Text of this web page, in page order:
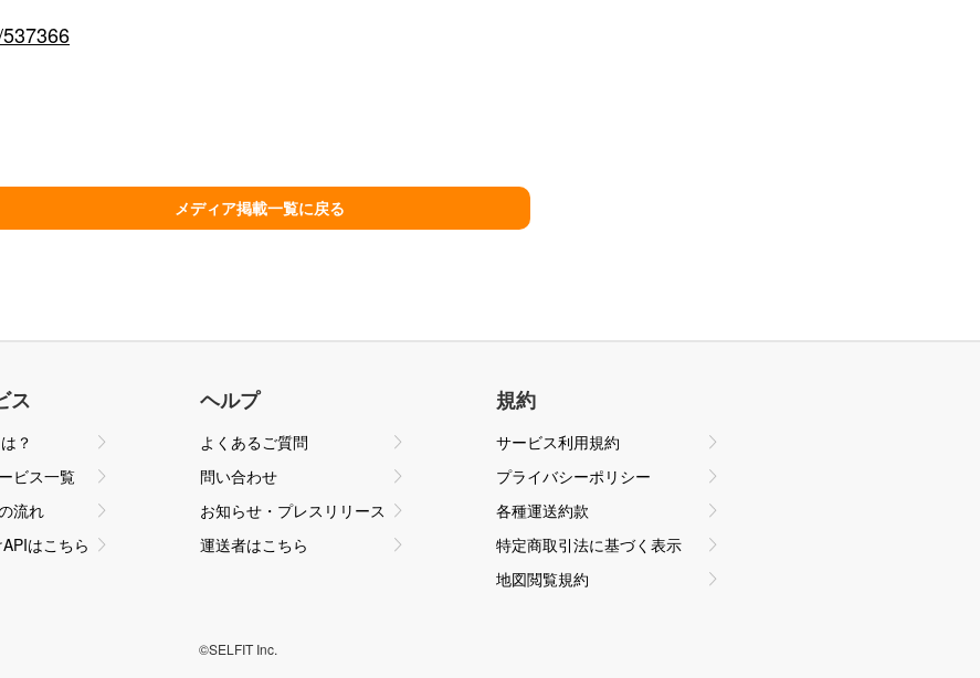
ス
？
ビス一覧
流れ
はこちら
ヘルプ
よくあるご質問
問い合わせ
お知らせ・プレスリリース
運送者はこちら
規約
サービス利用規約
プライバシーポリシー
各種運送約款
特定商取引法に基づく表示
地図閲覧規約
©SELFIT Inc.